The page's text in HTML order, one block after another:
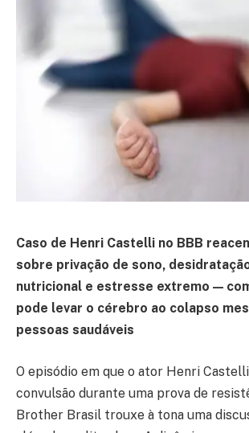
Caso de Henri Castelli no BBB
sobre privação de sono,
nutricional e estresse extremo —
pode levar o cérebro ao colapso
pessoas saudáveis
O episódio em que o ator Henri
convulsão durante uma prova de
Brother Brasil trouxe à tona uma